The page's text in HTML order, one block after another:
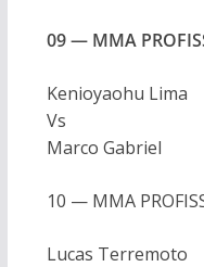
09 — MMA
Kenioyaohu Lima
Vs
Marco Gabriel
10 — MMA
Lucas Terremoto